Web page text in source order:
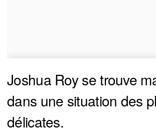
Joshua Roy se trouve
dans une situation des
délicates.